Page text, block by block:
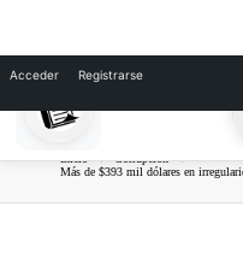
Inicio
Corrupción
Más de $393 mil dólares en
Acceder Registrarse